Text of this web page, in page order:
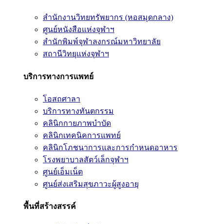
สำนักงานวิทยทรัพยากร (หอสมุดกลาง)
ศูนย์หนังสือแห่งจุฬาฯ
สำนักพิมพ์จุฬาลงกรณ์มหาวิทยาลัย
สถานีวิทยุแห่งจุฬาฯ
บริการทางการแพทย์
โอสถศาลา
บริการทางทันตกรรม
คลินิกกายภาพบำบัด
คลินิกเทคนิคการแพทย์
คลินิกโภชนาการและการกำหนดอาหาร
โรงพยาบาลสัตว์เล็กจุฬาฯ
ศูนย์เอ็มเน็ต
ศูนย์ส่งเสริมสุขภาวะผู้สูงอายุ
พื้นที่สร้างสรรค์